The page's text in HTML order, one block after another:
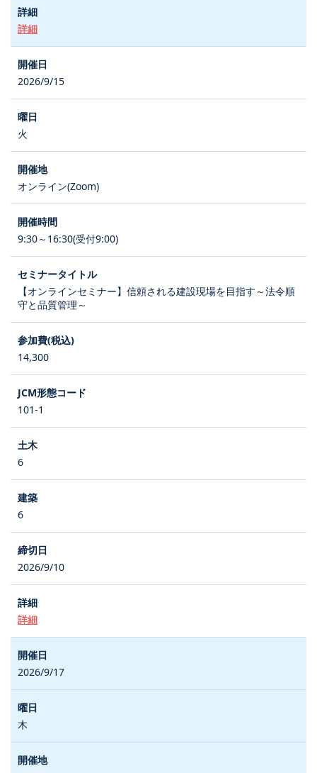
詳細
2026/9/15
火
オンライン(Zoom)
9:30～16:30(受付9:00)
【オンラインセミナー】信頼される建設現場を目指す～法令順
守と品質管理～
14,300
101-1
6
6
2026/9/10
詳細
2026/9/17
木